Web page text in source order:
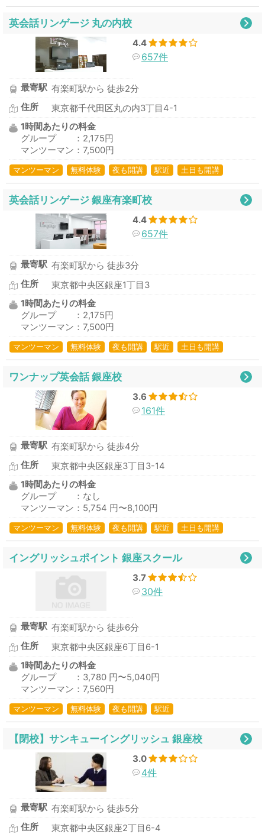
英会話リンゲージ 丸の内校
4.4
657件
最寄駅 有楽町駅から 徒歩2分
住所
東京都千代田区丸の内3丁目4-1
1時間あたりの料金
グループ ：2,175円
マンツーマン：7,500円
マンツーマン 無料体験 夜も開講 駅近 土日も開講
英会話リンゲージ 銀座有楽町校
4.4
657件
最寄駅 有楽町駅から 徒歩3分
住所
東京都中央区銀座1丁目3
1時間あたりの料金
グループ ：2,175円
マンツーマン：7,500円
マンツーマン 無料体験 夜も開講 駅近 土日も開講
ワンナップ英会話 銀座校
3.6
161件
最寄駅 有楽町駅から 徒歩4分
住所
東京都中央区銀座3丁目3-14
1時間あたりの料金
グループ ：なし
マンツーマン：5,754 円〜8,100円
マンツーマン 無料体験 夜も開講 駅近 土日も開講
イングリッシュポイント 銀座スクール
3.7
30件
最寄駅 有楽町駅から 徒歩6分
住所
東京都中央区銀座6丁目6-1
1時間あたりの料金
グループ ：3,780 円〜5,040円
マンツーマン：7,560円
マンツーマン 無料体験 夜も開講 駅近
【閉校】サンキューイングリッシュ 銀座校
3.0
4件
最寄駅 有楽町駅から 徒歩5分
住所
東京都中央区銀座2丁目6-4